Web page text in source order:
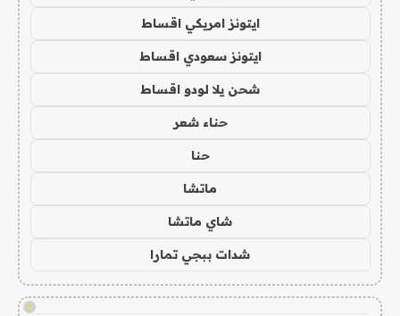
ايتونز امريكي اقساط
ايتونز سعودي اقساط
شحن يلا لودو اقساط
حناء شعر
حنا
ماتشا
شاي ماتشا
شدات ببجي تمارا
!